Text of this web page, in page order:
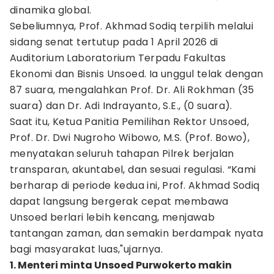
dinamika global.
Sebeliumnya, Prof. Akhmad Sodiq terpilih melalui
sidang senat tertutup pada 1 April 2026 di
Auditorium Laboratorium Terpadu Fakultas
Ekonomi dan Bisnis Unsoed. Ia unggul telak dengan
87 suara, mengalahkan Prof. Dr. Ali Rokhman (35
suara) dan Dr. Adi Indrayanto, S.E., (0 suara).
Saat itu, Ketua Panitia Pemilihan Rektor Unsoed,
Prof. Dr. Dwi Nugroho Wibowo, M.S. (Prof. Bowo),
menyatakan seluruh tahapan Pilrek berjalan
transparan, akuntabel, dan sesuai regulasi. “Kami
berharap di periode kedua ini, Prof. Akhmad Sodiq
dapat langsung bergerak cepat membawa
Unsoed berlari lebih kencang, menjawab
tantangan zaman, dan semakin berdampak nyata
bagi masyarakat luas,"ujarnya.
1. Menteri minta Unsoed Purwokerto makin